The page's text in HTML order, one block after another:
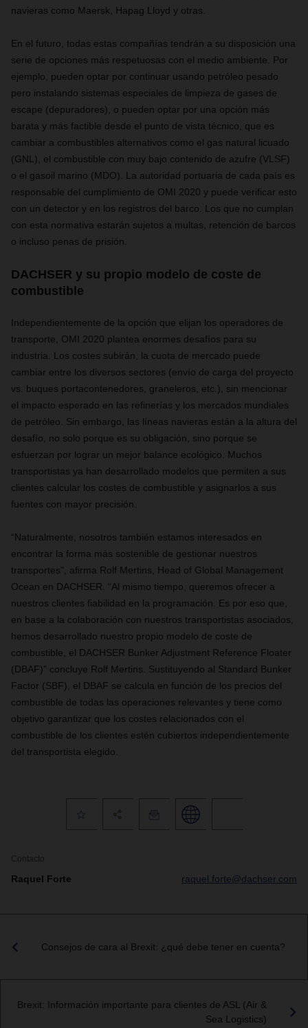
navieras como Maersk, Hapag Lloyd y otras.
En el futuro, todas estas compañías tendrán a su disposición una
serie de opciones más respetuosas con el medio ambiente. Por
ejemplo, pueden optar por continuar usando petróleo pesado
pero instalando sistemas especiales de limpieza de gases de
escape (depuradores), o pueden optar por una opción más
barata y más factible desde el punto de vista técnico, que es
cambiar a combustibles alternativos como el gas natural licuado
(GNL), el combustible con muy bajo contenido de azufre (VLSF)
o el gasoil marino (MDO). La autoridad portuaria de cada país es
responsable del cumplimiento de OMI 2020 y puede verificar esto
con un detector y en los registros del barco. Los que no cumplan
con esta normativa estarán sujetos a multas, retención de barcos
o incluso penas de prisión.
DACHSER y su propio modelo de coste de
combustible
Independientemente de la opción que elijan los operadores de
transporte, OMI 2020 plantea enormes desafíos para su
industria. Los costes subirán, la cuota de mercado puede
cambiar entre los diversos sectores (envío de carga del proyecto
vs. buques portacontenedores, graneleros, etc.), sin mencionar
el impacto esperado en las refinerías y los mercados mundiales
de petróleo. Sin embargo, las líneas navieras están a la altura del
desafío, no solo porque es su obligación, sino porque se
esfuerzan por lograr un mejor balance ecológico. Muchos
transportistas ya han desarrollado modelos que permiten a sus
clientes calcular los costes de combustible y asignarlos a sus
fuentes con mayor precisión.
“Naturalmente, nosotros también estamos interesados en
encontrar la forma más sostenible de gestionar nuestros
transportes", afirma Rolf Mertins, Head of Global Management
Ocean en DACHSER. “Al mismo tiempo, queremos ofrecer a
nuestros clientes fiabilidad en la programación. Es por eso que,
en base a la colaboración con nuestros transportistas asociados,
hemos desarrollado nuestro propio modelo de coste de
combustible, el DACHSER Bunker Adjustment Reference Floater
(DBAF)” concluye Rolf Mertins. Sustituyendo al Standard Bunker
Factor (SBF), el DBAF se calcula en función de los precios del
combustible de todas las operaciones relevantes y tiene como
objetivo garantizar que los costes relacionados con el
combustible de los clientes estén cubiertos independientemente
del transportista elegido.
Contacto
Raquel Forte raquel.forte@dachser.com
Consejos de cara al Brexit: ¿qué debe tener en cuenta?
Brexit: Información importante para clientes de ASL (Air &
Sea Logistics)